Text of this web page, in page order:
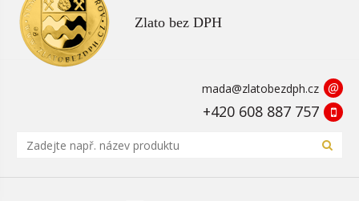
Zlato bez DPH
mada@zlatobezdph.cz @
+420 608 887 757